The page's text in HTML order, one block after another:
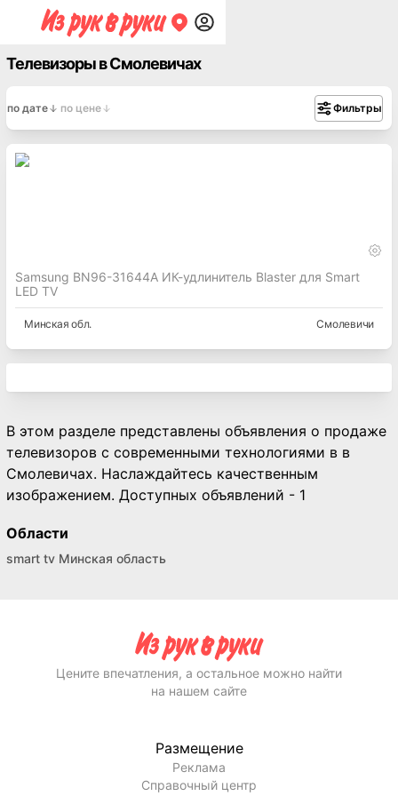
Телевизоры в Смолевичах
по дате по цене Фильтры
Samsung BN96-31644A ИК-удлинитель Blaster для Smart
LED TV
Минская обл. Смолевичи
В этом разделе представлены объявления о продаже
телевизоров с современными технологиями в в
Смолевичах. Наслаждайтесь качественным
изображением. Доступных объявлений - 1
Области
smart tv Минская область
Цените впечатления, а остальное можно найти
на нашем сайте
Размещение
Реклама
Справочный центр